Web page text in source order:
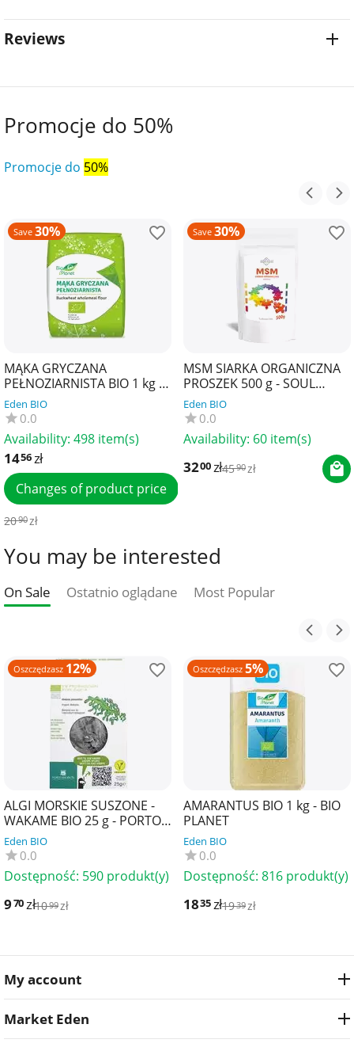
Reviews
Promocje do 50%
Promocje do 50%
Save 30%
MĄKA GRYCZANA
PEŁNOZIARNISTA BIO 1 kg -
BIO PLANET
Eden BIO
0.0
Availability: 498 item(s)
1456zł
Changes of product price
2090zł
Save 30%
MSM SIARKA ORGANICZNA
PROSZEK 500 g - SOUL
FARM
Eden BIO
0.0
Availability: 60 item(s)
3200zł4590zł
You may be interested
On Sale Ostatnio oglądane Most Popular
Oszczędzasz 12%
ALGI MORSKIE SUSZONE -
WAKAME BIO 25 g - PORTO
MUINOS
Eden BIO
0.0
Dostępność: 590 produkt(y)
970zł1099zł
Oszczędzasz 5%
AMARANTUS BIO 1 kg - BIO
PLANET
Eden BIO
0.0
Dostępność: 816 produkt(y)
1835zł1939zł
My account
Market Eden